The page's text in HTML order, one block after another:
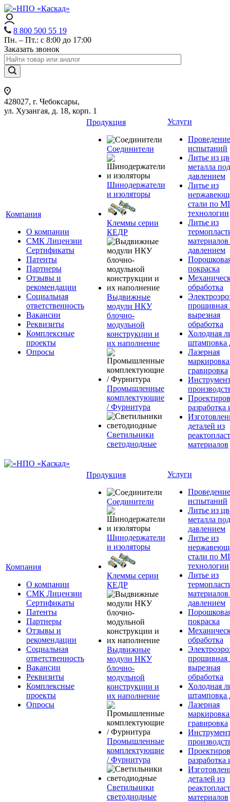
8 800 500 55 19
Пн. – Пт.: с 8:00 до 17:00
Заказать звонок
428027, г. Чебоксары,
ул. Хузангая, д. 18, корп. 1
Компания
О компании
СМК Лицензии
Сертификаты
Патенты
Партнеры
Отзывы и
рекомендации
Социальная
ответственность
Вакансии
Реквизиты
Комплексные
проекты
Опросы
Продукция
Соединители
Шинодержатели
и изоляторы
Клеммы серии
КЕДР
Выдвижные
модули НКУ
блочно-
модульной
конструкции и
их наполнение
Промышленные
комплектующие
/ Фурнитура
Светильники
светодиодные
Услуги
Проведение
испытаний
Литье из
металла под
давлением
Литье из
стали по
технологии
Литье из
давлением
покраска
обработка
прошивная
вырезная
обработка
Холодная
штамповка
Лазерная
гравировка
разработка
деталей из
материалов
Компания
О компании
СМК Лицензии
Сертификаты
Патенты
Партнеры
Отзывы и
рекомендации
Социальная
ответственность
Вакансии
Реквизиты
Комплексные
проекты
Опросы
Продукция
Соединители
Шинодержатели
и изоляторы
Клеммы серии
КЕДР
Выдвижные
модули НКУ
блочно-
модульной
конструкции и
их наполнение
Промышленные
комплектующие
/ Фурнитура
Светильники
светодиодные
Услуги
Проведение
испытаний
Литье из
металла под
давлением
Литье из
стали по
технологии
Литье из
давлением
покраска
обработка
прошивная
вырезная
обработка
Холодная
штамповка
Лазерная
гравировка
разработка
деталей из
материалов